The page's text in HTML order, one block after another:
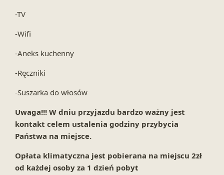
-TV
-Wifi
-Aneks kuchenny
-Ręczniki
-Suszarka do włosów
Uwaga!!! W dniu przyjazdu bardzo ważny jest
kontakt celem ustalenia godziny przybycia
Państwa na miejsce.
Opłata klimatyczna jest pobierana na miejscu 2zł
od każdej osoby za 1 dzień pobyt